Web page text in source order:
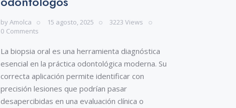
byAmolca 15 agosto, 2025 3223 Views
0 Comments
La biopsia oral es una herramienta diagnóstica
esencial en la práctica odontológica moderna. Su
correcta aplicación permite identificar con
precisión lesiones que podrían pasar
desapercibidas en una evaluación clínica o